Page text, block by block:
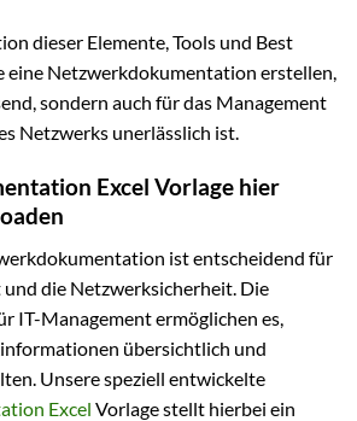
dieser Elemente, Tools und Best
eine Netzwerkdokumentation erstellen,
sondern auch für das Management
Netzwerks unerlässlich ist.
Excel Vorlage hier
ist entscheidend für
die Netzwerksicherheit. Die
IT-Management ermöglichen es,
übersichtlich und
Unsere speziell entwickelte
Excel Vorlage stellt hierbei ein